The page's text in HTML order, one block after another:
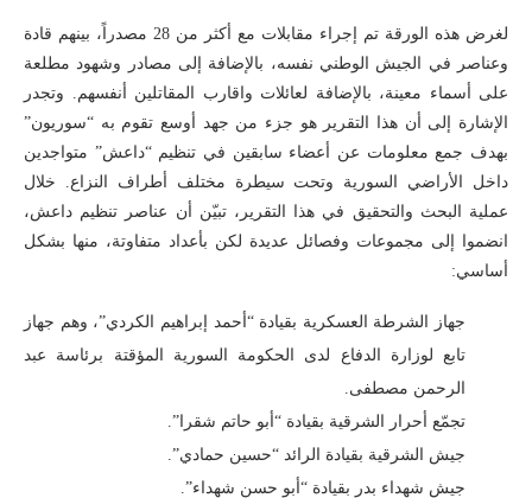
لغرض هذه الورقة تم إجراء مقابلات مع أكثر من 28 مصدراً، بينهم قادة
وعناصر في الجيش الوطني نفسه، بالإضافة إلى مصادر وشهود مطلعة
على أسماء معينة، بالإضافة لعائلات واقارب المقاتلين أنفسهم. وتجدر
الإشارة إلى أن هذا التقرير هو جزء من جهد أوسع تقوم به “سوريون”
بهدف جمع معلومات عن أعضاء سابقين في تنظيم “داعش” متواجدين
داخل الأراضي السورية وتحت سيطرة مختلف أطراف النزاع. خلال
عملية البحث والتحقيق في هذا التقرير، تبيّن أن عناصر تنظيم داعش،
انضموا إلى مجموعات وفصائل عديدة لكن بأعداد متفاوتة، منها بشكل
أساسي:
جهاز الشرطة العسكرية بقيادة “أحمد إبراهيم الكردي”، وهم جهاز
تابع لوزارة الدفاع لدى الحكومة السورية المؤقتة برئاسة عبد
الرحمن مصطفى.
تجمّع أحرار الشرقية بقيادة “أبو حاتم شقرا”.
جيش الشرقية بقيادة الرائد “حسين حمادي”.
جيش شهداء بدر بقيادة “أبو حسن شهداء”.